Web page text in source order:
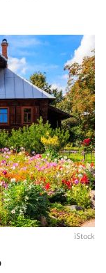
iStock